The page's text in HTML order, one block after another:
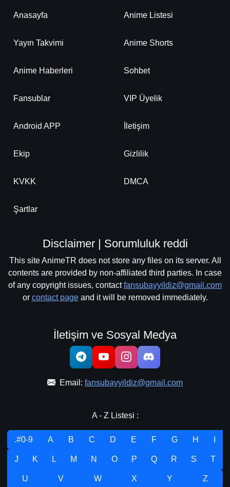
Anasayfa Anime Listesi
Yayın Takvimi Anime Shorts
Anime Haberleri Sohbet
Fansublar VIP Üyelik
Android APP İletişim
Ekip Gizlilik
KVKK DMCA
Şartlar
Disclaimer | Sorumluluk reddi
This site AnimeTR does not store any files on its server. All
contents are provided by non-affiliated third parties. In case
of any copyright issues, contactfansubayyildiz@gmail.com
or contact pageand it will be removed immediately.
İletişim ve Sosyal Medya
Email: fansubayyildiz@gmail.com
A - Z Listesi :
.#0-9 A B C D E F G H
J K L M N O P Q R S T
U V W X Y Z